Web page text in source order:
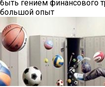
быть гением финансового
большой опыт